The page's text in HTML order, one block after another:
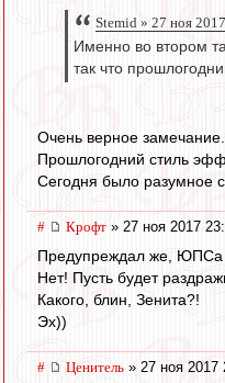
Stemid » 27 ноя
Именно во втором
так что
Очень верное
Прошлогодний стиль
Сегодня было разумное
# Крофт » 27 ноя 2017
Предупреждал же,
Нет! Пусть будет
Какого, блин, Зенита?!
Эх))
# Ценитель » 27 ноя 2017